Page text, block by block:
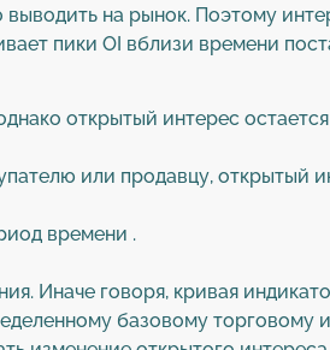
на рынок. Поэтому
пики OI вблизи времени
открытый интерес
или продавцу, открытый
времени .
Иначе говоря, кривая
базовому торговому